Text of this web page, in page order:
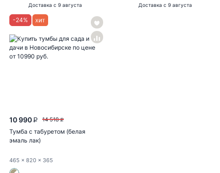
Доставка с 9 августа
Доставка с 9 августа
-24%
10 990 P 14 518 P
Тумба с табуретом (белая
эмаль лак)
465 x 820 x 365